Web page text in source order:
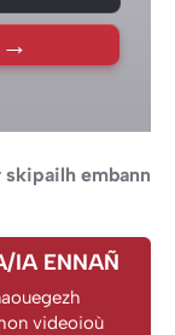
→
skipailh embann
IA ENNAÑ
videoioù